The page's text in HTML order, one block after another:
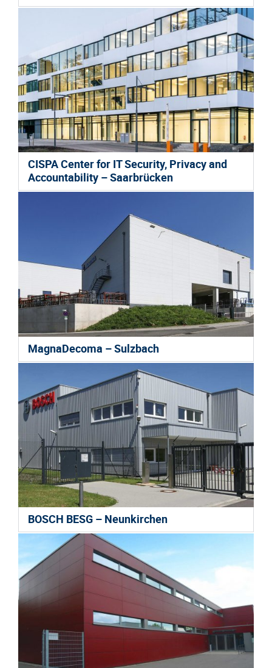
CISPA Center for IT Security, Privacy and
Accountability – Saarbrücken
MagnaDecoma – Sulzbach
BOSCH BESG – Neunkirchen